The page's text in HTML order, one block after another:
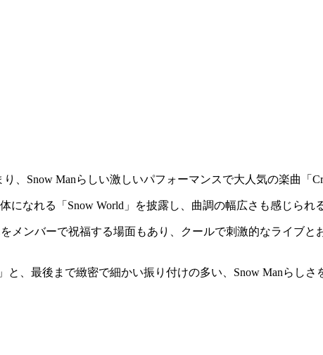
、Snow Manらしい激しいパフォーマンスで大人気の楽曲「
なれる「Snow World」を披露し、曲調の幅広さも感じられ
メンバーで祝福する場面もあり、クールで刺激的なライブ
と、最後まで緻密で細かい振り付けの多い、Snow Manらしさ